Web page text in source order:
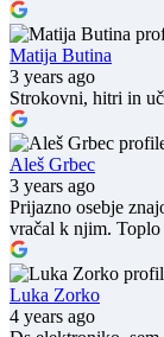
Matija Butina
3 years ago
Strokovni, hitri in
Aleš Grbec
3 years ago
Prijazno osebje
vračal k njim.
Luka Zorko
4 years ago